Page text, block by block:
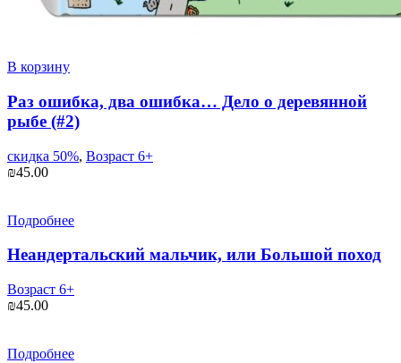
В корзину
Раз ошибка, два ошибка… Дело о деревянной
рыбе (#2)
скидка 50%, Возраст 6+
₪45.00
Подробнее
Неандертальский мальчик, или Большой поход
Возраст 6+
₪45.00
Подробнее